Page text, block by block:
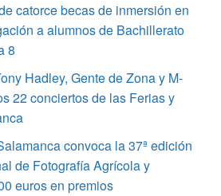
catorce becas de inmersión en
a alumnos de Bachillerato
8
Hadley, Gente de Zona y M-
22 conciertos de las Ferias y
convoca la 37ª edición
de Fotografía Agrícola y
euros en premios